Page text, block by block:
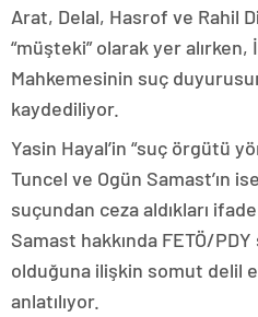
Arat, Delal, Hasrof ve Rahil
“müşteki” olarak yer alırken,
Mahkemesinin suç
kaydediliyor.
Yasin Hayal’in “suç örgütü
Tuncel ve Ogün Samast’ın
suçundan ceza aldıkları
Samast hakkında FETÖ/
olduğuna ilişkin somut delil
anlatılıyor.